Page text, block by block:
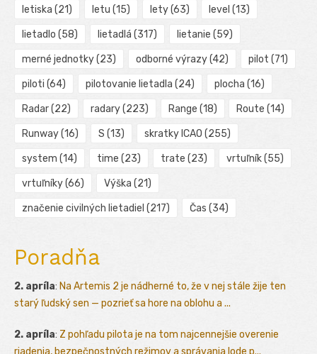
letiska (21) letu (15) lety(63) level (13)
lietadlo (58) lietadlá (317) lietanie (59)
merné jednotky(23) odborné výrazy(42) pilot (71)
piloti (64) pilotovanie lietadla (24) plocha (16)
Radar(22) radary(223) Range (18) Route (14)
Runway(16) S (13) skratky ICAO (255)
system (14) time (23) trate (23) vrtuľník(55)
vrtuľníky(66) Výška (21)
značenie civilných lietadiel (217) Čas (34)
Poradňa
2. apríla: Na Artemis 2 je nádherné to, že v nej stále žije ten
starý ľudský sen — pozrieť sa hore na oblohu a ...
2. apríla: Z pohľadu pilota je na tom najcennejšie overenie
riadenia, bezpečnostných režimov a správania lode p...